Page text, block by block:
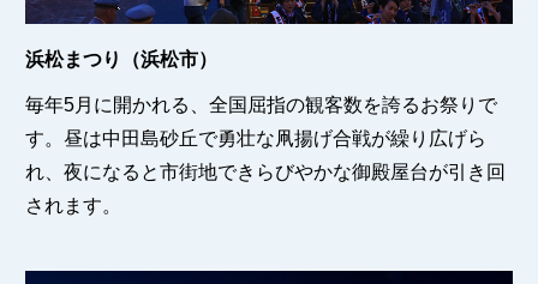
浜松まつり（浜松市）
毎年5月に開かれる、全国屈指の観客数を誇るお祭りで
す。昼は中田島砂丘で勇壮な凧揚げ合戦が繰り広げら
れ、夜になると市街地できらびやかな御殿屋台が引き回
されます。